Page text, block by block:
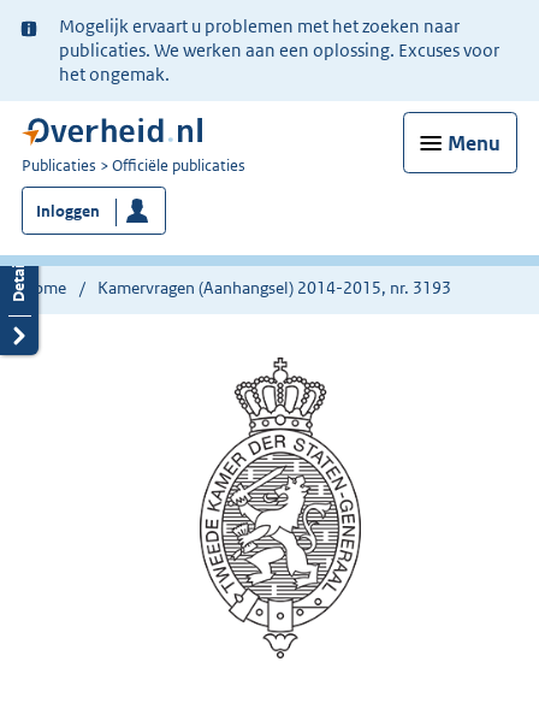
Ter
informatie:
Mogelijk ervaart u problemen met het zoeken naar
publicaties. We werken aan een oplossing. Excuses voor
het ongemak.
Menu
U
bent
nu
hier:
Publicaties Officiële publicaties
Inloggen
Home Kamervragen (Aanhangsel) 2014-2015, nr. 3193